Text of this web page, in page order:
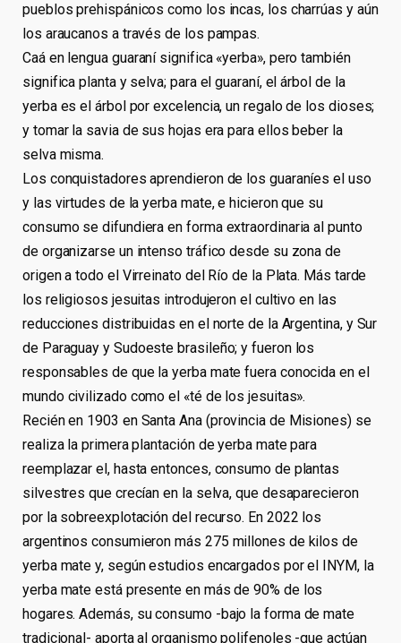
pueblos prehispánicos como los incas, los charrúas y aún
los araucanos a través de los pampas.
Caá en lengua guaraní significa «yerba», pero también
significa planta y selva; para el guaraní, el árbol de la
yerba es el árbol por excelencia, un regalo de los dioses;
y tomar la savia de sus hojas era para ellos beber la
selva misma.
Los conquistadores aprendieron de los guaraníes el uso
y las virtudes de la yerba mate, e hicieron que su
consumo se difundiera en forma extraordinaria al punto
de organizarse un intenso tráfico desde su zona de
origen a todo el Virreinato del Río de la Plata. Más tarde
los religiosos jesuitas introdujeron el cultivo en las
reducciones distribuidas en el norte de la Argentina, y Sur
de Paraguay y Sudoeste brasileño; y fueron los
responsables de que la yerba mate fuera conocida en el
mundo civilizado como el «té de los jesuitas».
Recién en 1903 en Santa Ana (provincia de Misiones) se
realiza la primera plantación de yerba mate para
reemplazar el, hasta entonces, consumo de plantas
silvestres que crecían en la selva, que desaparecieron
por la sobreexplotación del recurso. En 2022 los
argentinos consumieron más 275 millones de kilos de
yerba mate y, según estudios encargados por el INYM, la
yerba mate está presente en más de 90% de los
hogares. Además, su consumo -bajo la forma de mate
tradicional- aporta al organismo polifenoles -que actúan